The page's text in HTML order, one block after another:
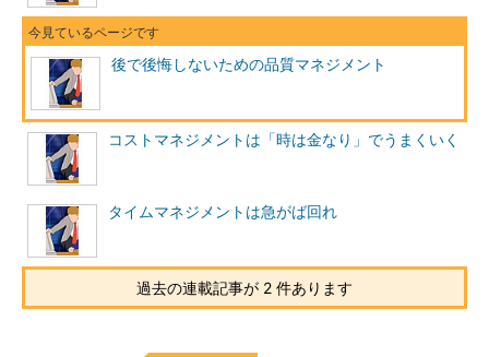
待ち受けているであろう。
火事は起こる前に防ぐ
上記で例示したプロジェクトはその後設計／開発フェイズへと
進もうとしている。あなたの企業では社内にプロジェクトの品質
向上を目的に品質管理を専門に担当する部署があり、その部署に
より内部品質監査が行われようとしている。その席での2人のマ
ネージャの品質管理についての発言をのぞいてみることにしよ
う。
監査官の発言
後で後悔しないための品質マネジメント
コストマネジメントは「時は金なり」でうまくいく
タイムマネジメントは急がば回れ
過去の連載記事が 2 件あります